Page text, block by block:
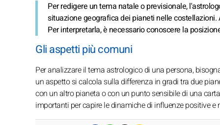
Per redigere un tema natale o previsionale,
situazione geografica dei pianeti nelle
Per interpretarla, è necessario conoscere la
Gli aspetti più comuni
Per analizzare il tema astrologico di una persona,
un aspetto si calcola sulla differenza in gradi tra due
con un altro pianeta o con un punto sensibile di una
importanti per capire le dinamiche di influenze positive